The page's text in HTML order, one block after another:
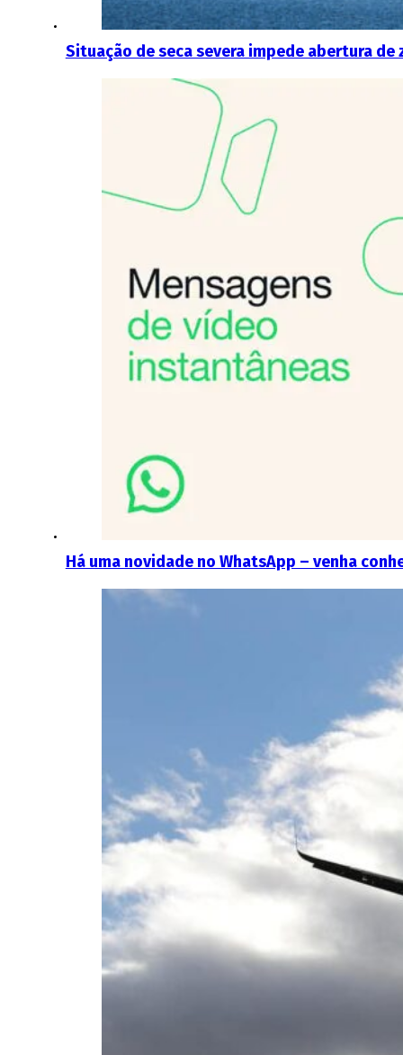
Situação de seca severa impede abertura
Há uma novidade no WhatsApp – venha